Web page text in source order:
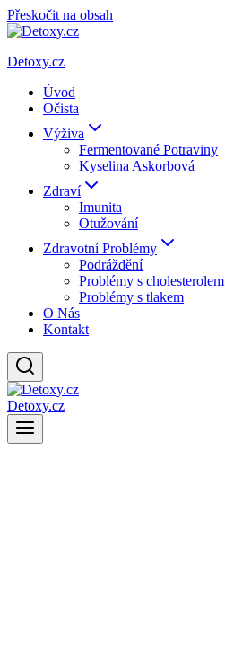
Přeskočit na obsah
Detoxy.cz
Úvod
Očista
Výživa
Fermentované Potraviny
Kyselina Askorbová
Zdraví
Imunita
Otužování
Zdravotní Problémy
Podráždění
Problémy s cholesterolem
Problémy s tlakem
O Nás
Kontakt
Detoxy.cz